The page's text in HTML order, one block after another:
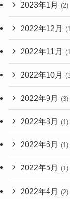
2023年1月 (2)
2022年12月
2022年11月
2022年10月
2022年9月 (3)
2022年8月 (1)
2022年6月 (1)
2022年5月 (1)
2022年4月 (2)